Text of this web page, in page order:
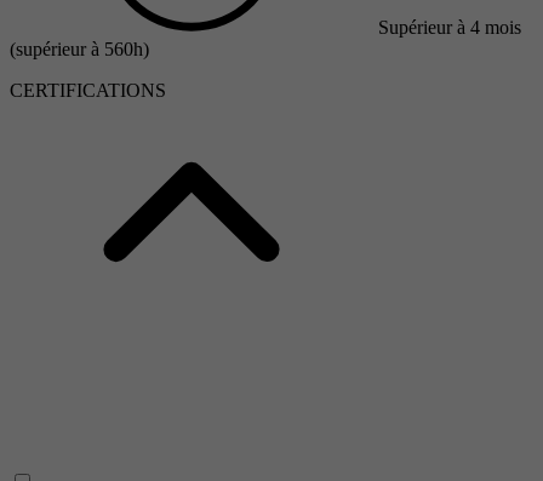
Supérieur à 4 mois
(supérieur à 560h)
CERTIFICATIONS